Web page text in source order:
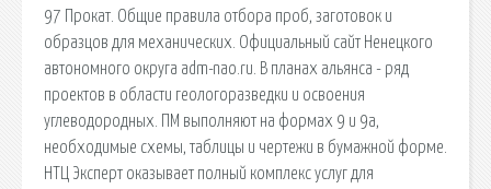
97 Прокат. Общие правила отбора проб, заготовок и
образцов для механических. Официальный сайт Ненецкого
автономного округа adm-nao.ru. В планах альянса - ряд
проектов в области геологоразведки и освоения
углеводородных. ПМ выполняют на формах 9 и 9а,
необходимые схемы, таблицы и чертежи в бумажной форме.
НТЦ Эксперт оказывает полный комплекс услуг для